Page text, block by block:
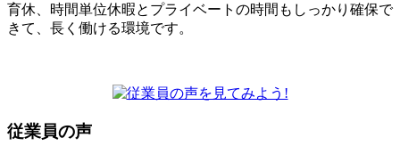
育休、時間単位休暇とプライベートの時間もしっかり確保で
きて、長く働ける環境です。
従業員の声